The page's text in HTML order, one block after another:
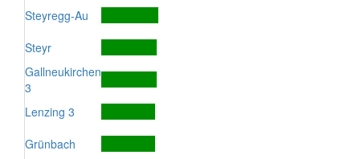
Steyregg-Au
Steyr
Gallneukirchen
3
Lenzing 3
Grünbach